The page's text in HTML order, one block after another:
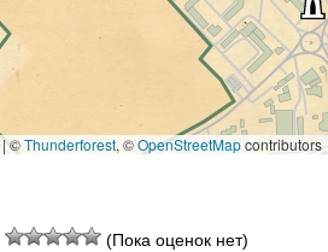
|©Thunderforest, ©OpenStreetMapcontributors
(Пока оценок нет)